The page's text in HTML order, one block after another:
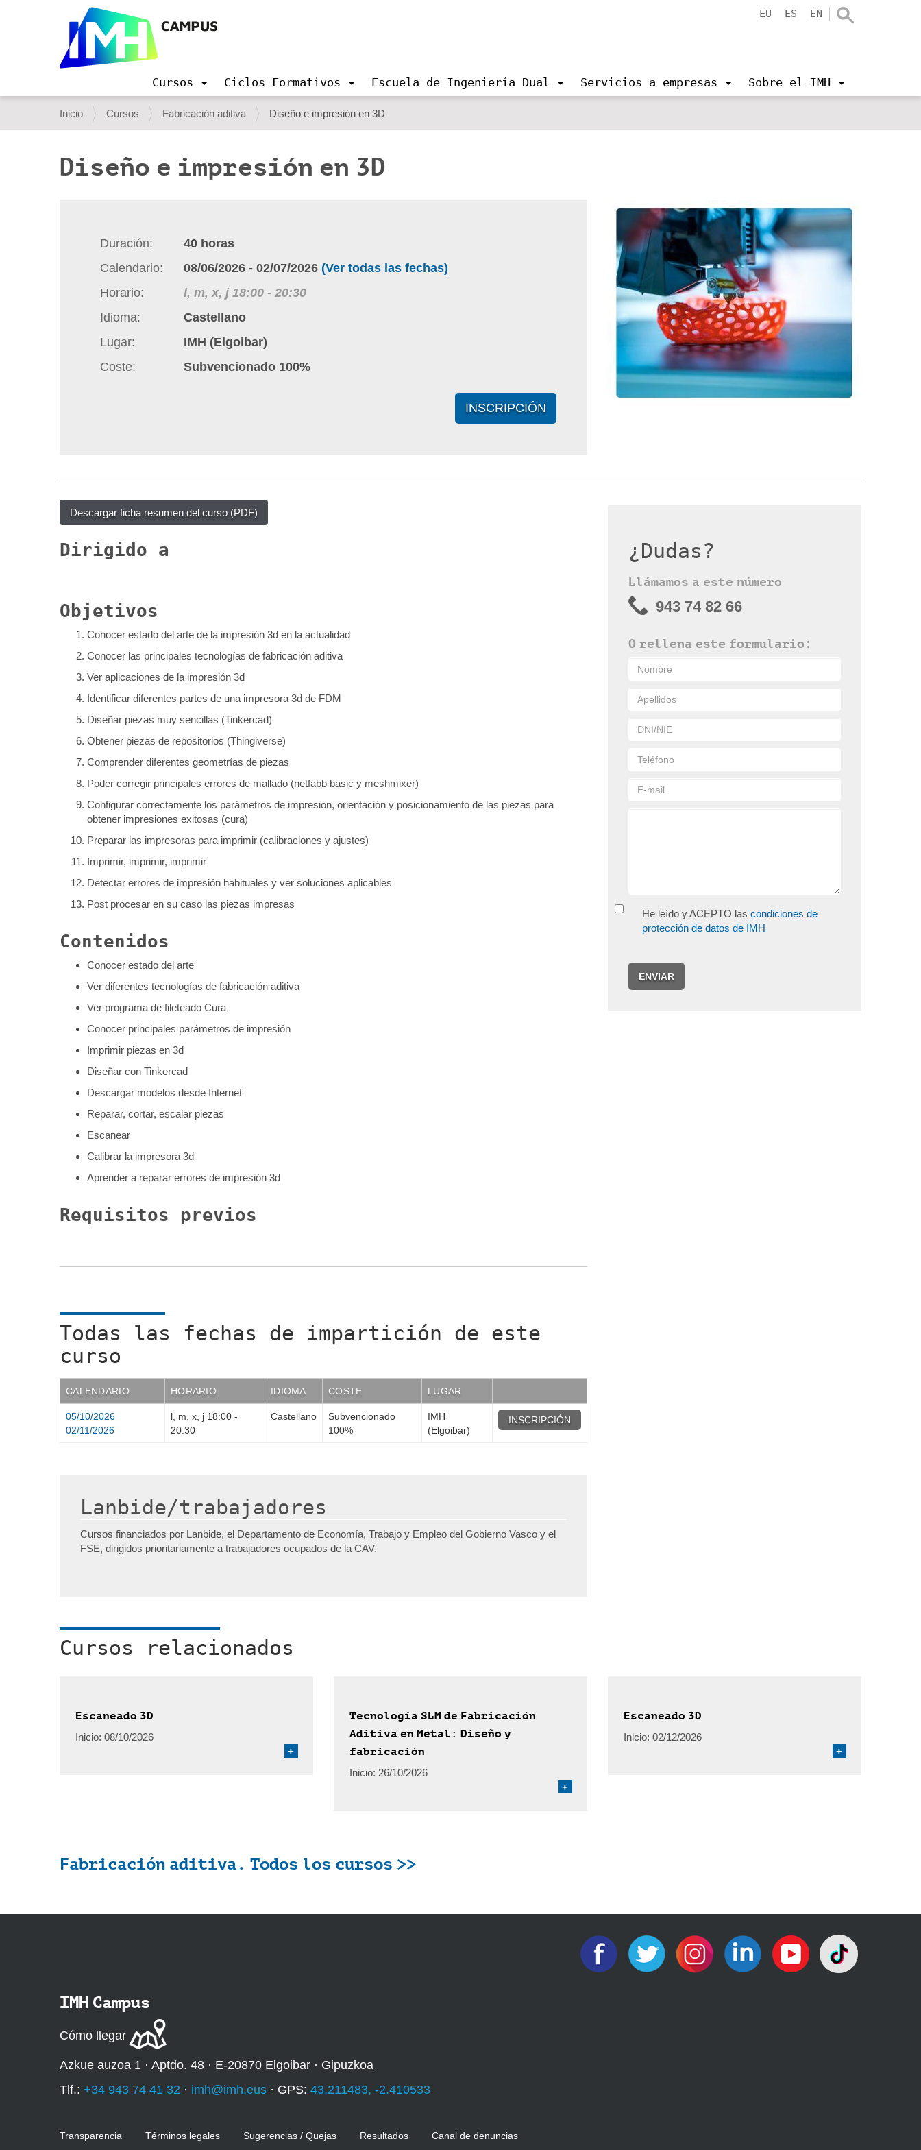
EU ES EN
v
a
c
Cursos Ciclos Formativos Escuela de Ingeniería Dual Servicios a empresas Sobre el IMH
U
s
e
Inicio Cursos Fabricación aditiva Diseño e impresión en 3D
Diseño e impresión en 3D
Duración 40 horas
Calendario
08/06/2026- 02/07/2026 (Ver todas las fechas)
Horario
l, m, x, j 18:00- 20:30
Idioma
Castellano
Lugar
IMH (Elgoibar)
Coste
Subvencionado 100%
INSCRIPCIÓN
Descargar ficha resumen del curso (PDF)
Dirigido a
Objetivos
Conocer estado del arte de la impresión 3d en la actualidad
Conocer las principales tecnologías de fabricación aditiva
Ver aplicaciones de la impresión 3d
Identificar diferentes partes de una impresora 3d de FDM
Diseñar piezas muy sencillas (Tinkercad)
Obtener piezas de repositorios (Thingiverse)
Comprender diferentes geometrías de piezas
Poder corregir principales errores de mallado (netfabb basic y meshmixer)
Configurar correctamente los parámetros de impresion, orientación y posicionamiento de las piezas para
obtener impresiones exitosas (cura)
Preparar las impresoras para imprimir (calibraciones y ajustes)
Imprimir, imprimir, imprimir
Detectar errores de impresión habituales y ver soluciones aplicables
Post procesar en su caso las piezas impresas
Contenidos
Conocer estado del arte
Ver diferentes tecnologías de fabricación aditiva
Ver programa de fileteado Cura
Conocer principales parámetros de impresión
Imprimir piezas en 3d
Diseñar con Tinkercad
Descargar modelos desde Internet
Reparar, cortar, escalar piezas
Escanear
Calibrar la impresora 3d
Aprender a reparar errores de impresión 3d
Requisitos previos
Todas las fechas de impartición de este
curso
CALENDARIO HORARIO IDIOMA COSTE LUGAR
05/10/2026
02/11/2026
l, m, x, j 18:00 -
20:30
Castellano
Subvencionado
100%
IMH
(Elgoibar)
INSCRIPCIÓN
Lanbide/trabajadores
Cursos financiados por Lanbide, el Departamento de Economía, Trabajo y Empleo del Gobierno Vasco y el
FSE, dirigidos prioritariamente a trabajadores ocupados de la CAV.
¿Dudas?
Llámamos a este número
943 74 82 66
O rellena este formulario:
He leído y ACEPTO las condiciones de
protección de datos de IMH
ENVIAR
Cursos relacionados
Escaneado 3D
Inicio: 08/10/2026
+
Tecnología SLM de Fabricación
Aditiva en Metal: Diseño y
fabricación
Inicio: 26/10/2026
+
Escaneado 3D
Inicio: 02/12/2026
+
Fabricación aditiva. Todos los cursos >>
IMH Campus
Cómo llegar
Azkue auzoa 1 · Aptdo. 48 · E-20870 Elgoibar · Gipuzkoa
Tlf.: +34 943 74 41 32 · imh@imh.eus · GPS: 43.211483, -2.410533
Transparencia Términos legales Sugerencias / Quejas Resultados Canal de denuncias